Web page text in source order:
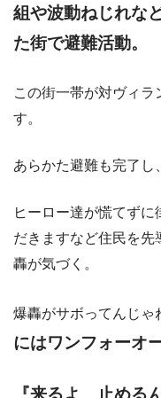
組や波動ねじれな
た街で避難活動。
この街一帯が対ヴィ
す。
あらかた避難も完了し
ヒーロー達が慌てず
だきますなど住民を先
轟が気づく。
爆轟がサボってんじゃ
にはワンフォーオ
『来るよ 止める